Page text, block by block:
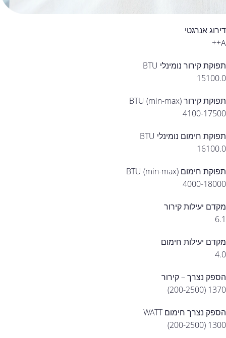
דירוג אנרגטי
A++
תפוקת קירור נומינלי BTU
15100.0
תפוקת קירור (min-max) BTU
4100-17500
תפוקת חימום נומינלי BTU
16100.0
תפוקת חימום (min-max) BTU
4000-18000
מקדם יעילות קירור
6.1
מקדם יעילות חימום
4.0
הספק נצרך – קירור
1370 (200-2500)
הספק נצרך חימום WATT
1300 (200-2500)